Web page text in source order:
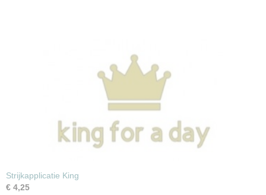
Strijkapplicatie King
€ 4,25